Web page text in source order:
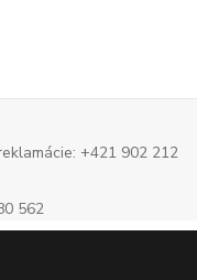
+421 902 212
562